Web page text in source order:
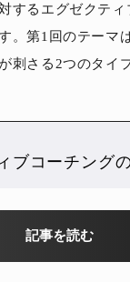
するエグゼクティ
。第1回のテーマ
刺さる2つのタイプ
ブコーチング
記事を読む